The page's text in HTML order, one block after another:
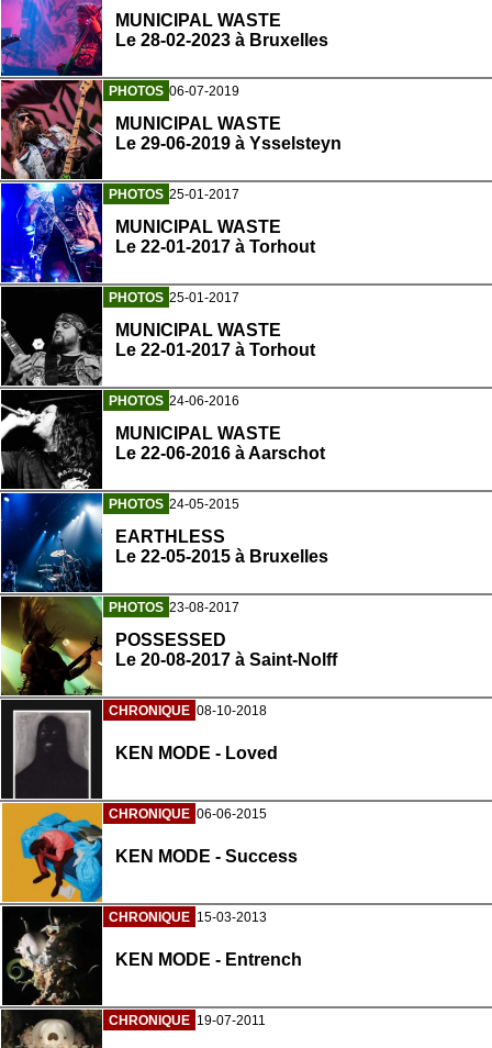
MUNICIPAL WASTE
Le 28-02-2023 à Bruxelles
PHOTOS 06-07-2019
MUNICIPAL WASTE
Le 29-06-2019 à Ysselsteyn
PHOTOS 25-01-2017
MUNICIPAL WASTE
Le 22-01-2017 à Torhout
PHOTOS 25-01-2017
MUNICIPAL WASTE
Le 22-01-2017 à Torhout
PHOTOS 24-06-2016
MUNICIPAL WASTE
Le 22-06-2016 à Aarschot
PHOTOS 24-05-2015
EARTHLESS
Le 22-05-2015 à Bruxelles
PHOTOS 23-08-2017
POSSESSED
Le 20-08-2017 à Saint-Nolff
CHRONIQUE 08-10-2018
KEN MODE - Loved
CHRONIQUE 06-06-2015
KEN MODE - Success
CHRONIQUE 15-03-2013
KEN MODE - Entrench
CHRONIQUE 19-07-2011